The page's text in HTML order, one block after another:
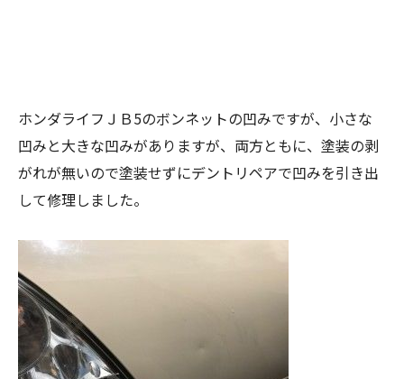
ホンダライフＪＢ5のボンネットの凹みですが、小さな
凹みと大きな凹みがありますが、両方ともに、塗装の剥
がれが無いので塗装せずにデントリペアで凹みを引き出
して修理しました。